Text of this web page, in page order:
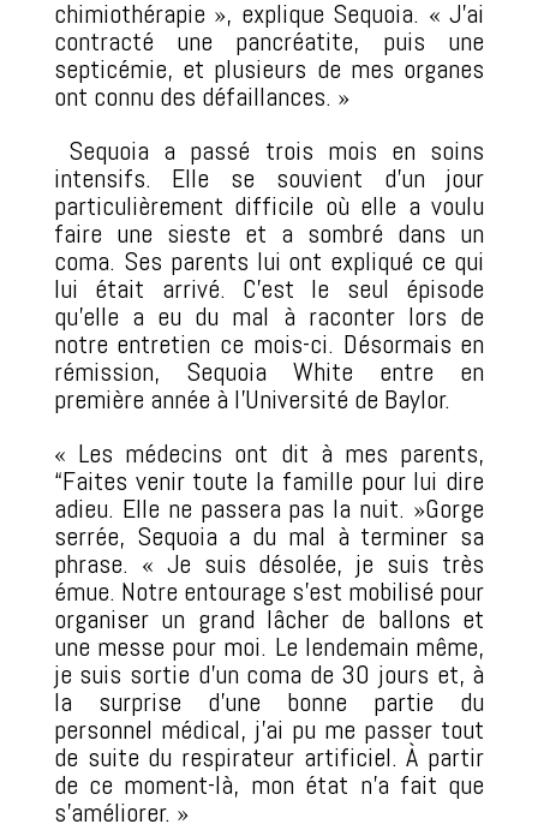
chimiothérapie », explique Sequoia. « J’ai
contracté une pancréatite, puis une
septicémie, et plusieurs de mes organes
ont connu des défaillances. »
Sequoia a passé trois mois en soins
intensifs. Elle se souvient d’un jour
particulièrement difficile où elle a voulu
faire une sieste et a sombré dans un
coma. Ses parents lui ont expliqué ce qui
lui était arrivé. C’est le seul épisode
qu’elle a eu du mal à raconter lors de
notre entretien ce mois-ci. Désormais en
rémission, Sequoia White entre en
première année à l’Université de Baylor.
« Les médecins ont dit à mes parents,
“Faites venir toute la famille pour lui dire
adieu. Elle ne passera pas la nuit. »Gorge
serrée, Sequoia a du mal à terminer sa
phrase. « Je suis désolée, je suis très
émue. Notre entourage s’est mobilisé pour
organiser un grand lâcher de ballons et
une messe pour moi. Le lendemain même,
je suis sortie d’un coma de 30 jours et, à
la surprise d’une bonne partie du
personnel médical, j’ai pu me passer tout
de suite du respirateur artificiel. À partir
de ce moment-là, mon état n’a fait que
s’améliorer. »